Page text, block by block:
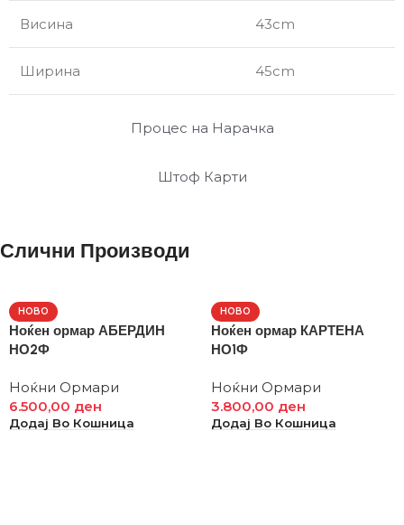
Процес на Нарачка
Штоф Карти
Висина 43cm
Ширина 45cm
Слични Производи
НОВО
Ноќен ормар АБЕРДИН
НО2Ф
Ноќни Ормари
6.500,00 ден
Додај Во Кошница
НОВО
Ноќен ормар КАРТЕНА
НО1Ф
Ноќни Ормари
3.800,00 ден
Додај Во Кошница